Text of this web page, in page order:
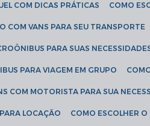
COM DICAS PRÁTICAS COMO
COM VANS PARA SEU TRANSPORTE
PARA SUAS
PARA VIAGEM EM GRUPO
COM MOTORISTA PARA SUA
LOCAÇÃO COMO ESCOLHER